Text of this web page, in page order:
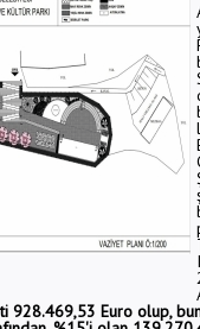
928.469,53 Euro olup,